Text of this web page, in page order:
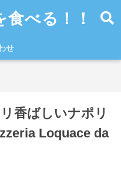
べる！！
せ
香ばしいナポリ
Loquace da